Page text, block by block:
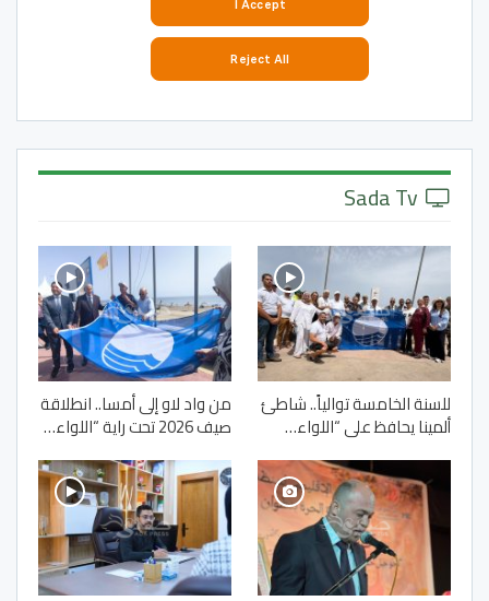
للسنة الخامسة توالياً.. شاطئ
ألمينا يحافظ على “اللواء…
من واد لاو إلى أمسا.. انطلاقة
صيف 2026 تحت راية “اللواء…